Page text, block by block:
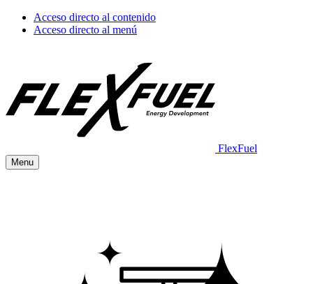
Acceso directo al contenido
Acceso directo al menú
FlexFuel
Menu